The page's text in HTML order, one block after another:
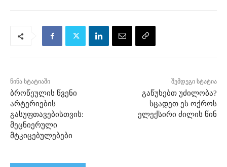
წინა სტატიაში
ბროწეულის წვენი
არტერიების
გასუფთავებისთვის:
მეცნიერული
მტკიცებულებები
შემდეგი სტატია
გაწუხებთ უძილობა?
სცადეთ ეს ოქროს
ელექსირი ძილის წინ